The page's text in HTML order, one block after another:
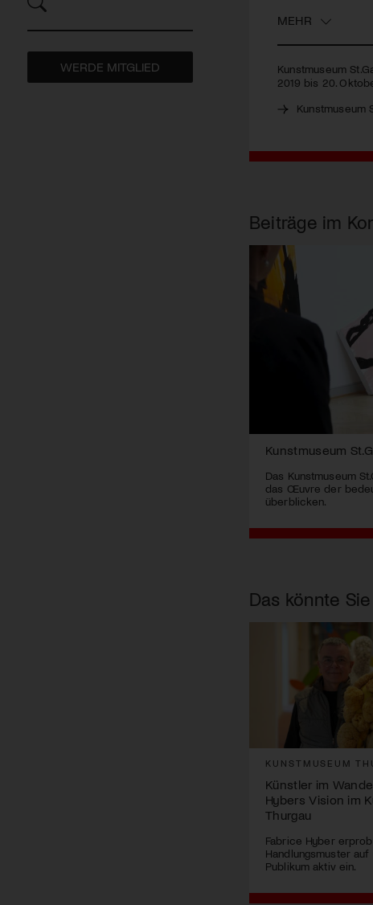
WERDE MITGLIED
MEHR
Kunstmuseum
2019 bis 20.
Kunstmuseum
Beiträge im
Kunstmuseum
Das Kunstmuseum
das Œuvre der
überblicken.
Das könnte
KUNSTMUSEUM
Künstler im
Hybers Vision im
Thurgau
Fabrice Hyber
Handlungsmuster
Publikum aktiv ein.